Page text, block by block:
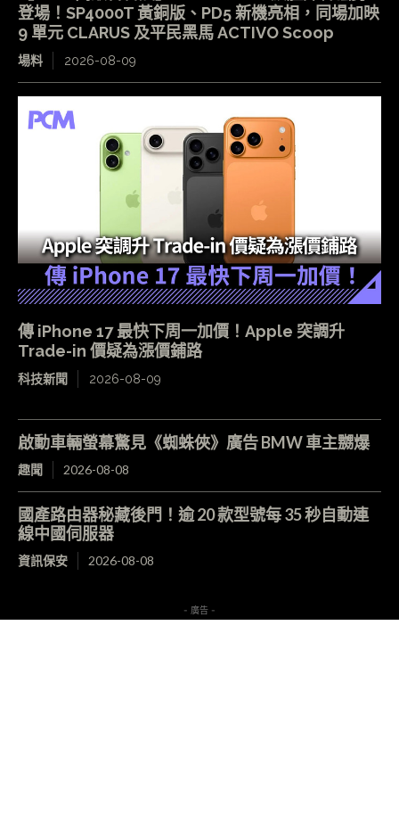
登場！SP4000T 黃銅版、PD5 新機亮相，同場加映
9 單元 CLARUS 及平民黑馬 ACTIVO Scoop
場料 2026-08-09
傳 iPhone 17 最快下周一加價！Apple 突調升
Trade-in 價疑為漲價鋪路
科技新聞 2026-08-09
啟動車輛螢幕驚見《蜘蛛俠》廣告 BMW 車主嬲爆
趣聞 2026-08-08
國產路由器秘藏後門！逾 20 款型號每 35 秒自動連
線中國伺服器
資訊保安 2026-08-08
- 廣告 -